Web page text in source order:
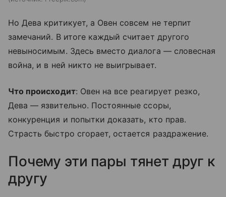
Но Дева критикует, а Овен совсем не терпит
замечаний. В итоге каждый считает другого
невыносимым. Здесь вместо диалога — словесная
война, и в ней никто не выигрывает.
Что происходит: Овен на все реагирует резко,
Дева — язвительно. Постоянные ссоры,
конкуренция и попытки доказать, кто прав.
Страсть быстро сгорает, остается раздражение.
Почему эти пары тянет друг к
другу